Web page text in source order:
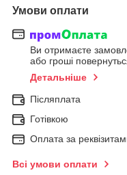
Умови оплати
Ви отримаєте
або гроші
Детальніше
Післяплата
Готівкою
Оплата за
Всі умови оплати